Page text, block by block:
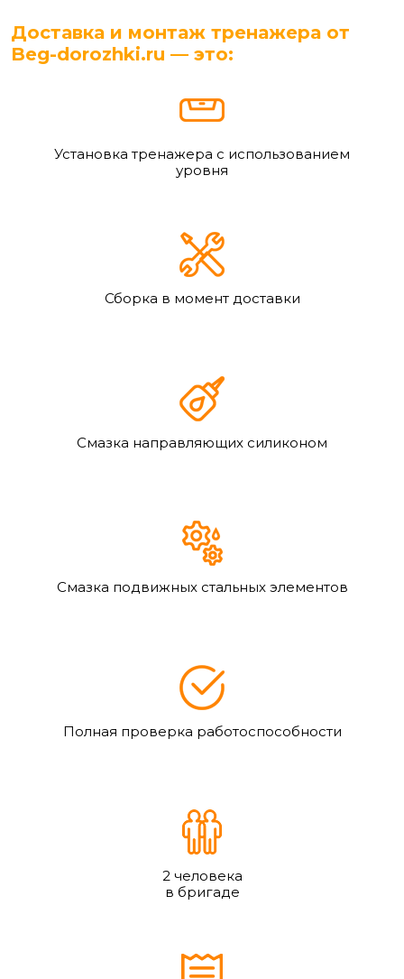
Доставка и монтаж тренажера от
Beg-dorozhki.ru — это:
Установка тренажера с использованием
уровня
Сборка в момент доставки
Смазка направляющих силиконом
Смазка подвижных стальных элементов
Полная проверка работоспособности
2 человека
в бригаде